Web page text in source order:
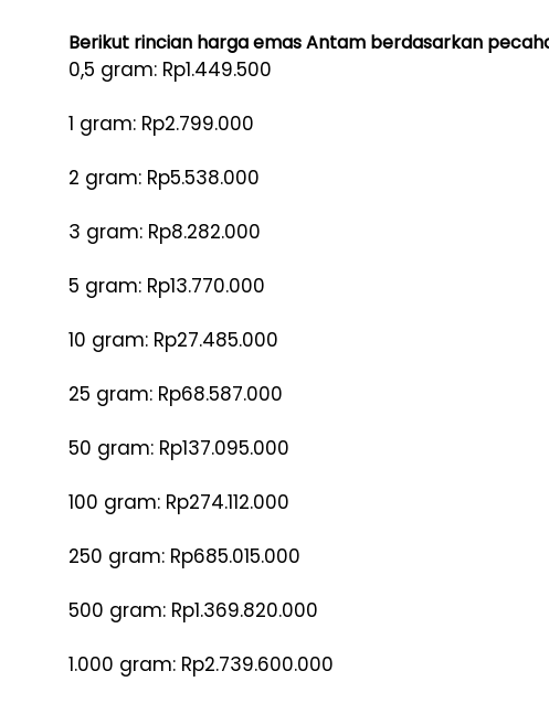
Berikut rincian harga emas Antam berdasarkan
0,5 gram: Rp1.449.500
1 gram: Rp2.799.000
2 gram: Rp5.538.000
3 gram: Rp8.282.000
5 gram: Rp13.770.000
10 gram: Rp27.485.000
25 gram: Rp68.587.000
50 gram: Rp137.095.000
100 gram: Rp274.112.000
250 gram: Rp685.015.000
500 gram: Rp1.369.820.000
1.000 gram: Rp2.739.600.000